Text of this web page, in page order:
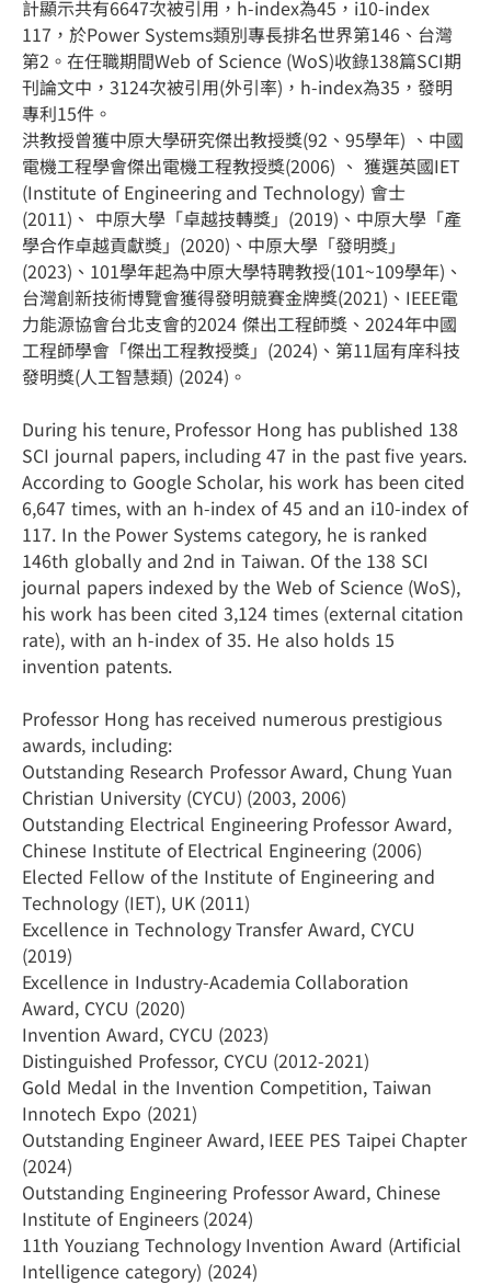
計顯示共有6647次被引用，h-index為45，i10-index
117，於Power Systems類別專長排名世界第146、台灣
第2。在任職期間Web of Science (WoS)收錄138篇SCI期
刊論文中，3124次被引用(外引率)，h-index為35，發明
專利15件。
洪教授曾獲中原大學研究傑出教授獎(92、95學年) 、中國
電機工程學會傑出電機工程教授獎(2006) 、 獲選英國IET
(Institute of Engineering and Technology) 會士
(2011)、 中原大學「卓越技轉獎」(2019)、中原大學「產
學合作卓越貢獻獎」(2020)、中原大學「發明獎」
(2023)、101學年起為中原大學特聘教授(101~109學年)、
台灣創新技術博覽會獲得發明競賽金牌獎(2021)、IEEE電
力能源協會台北支會的2024 傑出工程師獎、2024年中國
工程師學會「傑出工程教授獎」(2024)、第11屆有庠科技
發明獎(人工智慧類) (2024)。
During his tenure, Professor Hong has published 138
SCI journal papers, including 47 in the past five years.
According to Google Scholar, his work has been cited
6,647 times, with an h-index of 45 and an i10-index of
117. In the Power Systems category, he is ranked
146th globally and 2nd in Taiwan. Of the 138 SCI
journal papers indexed by the Web of Science (WoS),
his work has been cited 3,124 times (external citation
rate), with an h-index of 35. He also holds 15
invention patents.
Professor Hong has received numerous prestigious
awards, including:
Outstanding Research Professor Award, Chung Yuan
Christian University (CYCU) (2003, 2006)
Outstanding Electrical Engineering Professor Award,
Chinese Institute of Electrical Engineering (2006)
Elected Fellow of the Institute of Engineering and
Technology (IET), UK (2011)
Excellence in Technology Transfer Award, CYCU
(2019)
Excellence in Industry-Academia Collaboration
Award, CYCU (2020)
Invention Award, CYCU (2023)
Distinguished Professor, CYCU (2012-2021)
Gold Medal in the Invention Competition, Taiwan
Innotech Expo (2021)
Outstanding Engineer Award, IEEE PES Taipei Chapter
(2024)
Outstanding Engineering Professor Award, Chinese
Institute of Engineers (2024)
11th Youziang Technology Invention Award (Artificial
Intelligence category) (2024)